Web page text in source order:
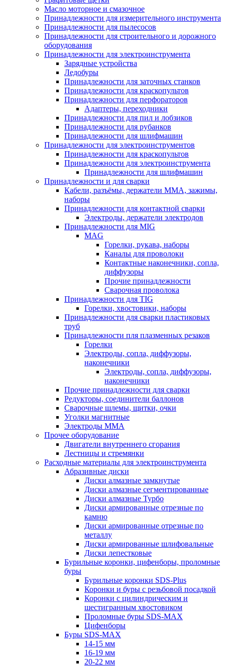
Масло моторное и смазочное
Принадлежности для измерительного инструмента
Принадлежности для пылесосов
Принадлежности для строительного и дорожного
оборудования
Принадлежности для электроинструмента
Зарядные устройства
Ледобуры
Принадлежности для заточных станков
Принадлежности для краскопультов
Принадлежности для перфораторов
Адаптеры, переходники
Принадлежности для пил и лобзиков
Принадлежности для рубанков
Принадлежности для шлифмашин
Принадлежности для электроинструментов
Принадлежности для краскопультов
Принадлежности для электроинструмента
Принадлежности для шлифмашин
Принадлежности и для сварки
Кабели, разъёмы, держатели MMA, зажимы,
наборы
Принадлежности для контактной сварки
Электроды, держатели электродов
Принадлежности для MIG
MAG
Горелки, рукава, наборы
Каналы для проволоки
Контактные наконечники, сопла,
диффузоры
Прочие принадлежности
Сварочная проволока
Принадлежности для TIG
Горелки, хвостовики, наборы
Принадлежности для сварки пластиковых
труб
Принадлежности пля плазменных резаков
Горелки
Электроды, сопла, диффузоры,
наконечники
Электроды, сопла, диффузоры,
наконечники
Прочие принадлежности для сварки
Редукторы, соединители баллонов
Сварочные шлемы, щитки, очки
Уголки магнитные
Электроды MMA
Прочее оборудование
Двигатели внутреннего сгорания
Лестницы и стремянки
Расходные материалы для электроинструмента
Абразивные диски
Диски алмазные замкнутые
Диски алмазные сегментированные
Диски алмазные Турбо
Диски армированные отрезные по
камню
Диски армированные отрезные по
металлу
Диски армированные шлифовальные
Диски лепестковые
Бурильные коронки, цифенборы, проломные
буры
Бурильные коронки SDS-Plus
Коронки и буры с резьбовой посадкой
Коронки с цилиндрическим и
шестигранным хвостовиком
Проломные буры SDS-MAX
Цифенборы
Буры SDS-MAX
14-15 мм
16-19 мм
20-22 мм